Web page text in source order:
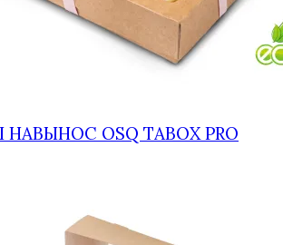
OSQ TABOX PRO